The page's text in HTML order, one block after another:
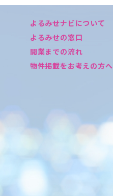
よるみせナビについて
よるみせの窓口
開業までの流れ
物件掲載をお考えの方へ